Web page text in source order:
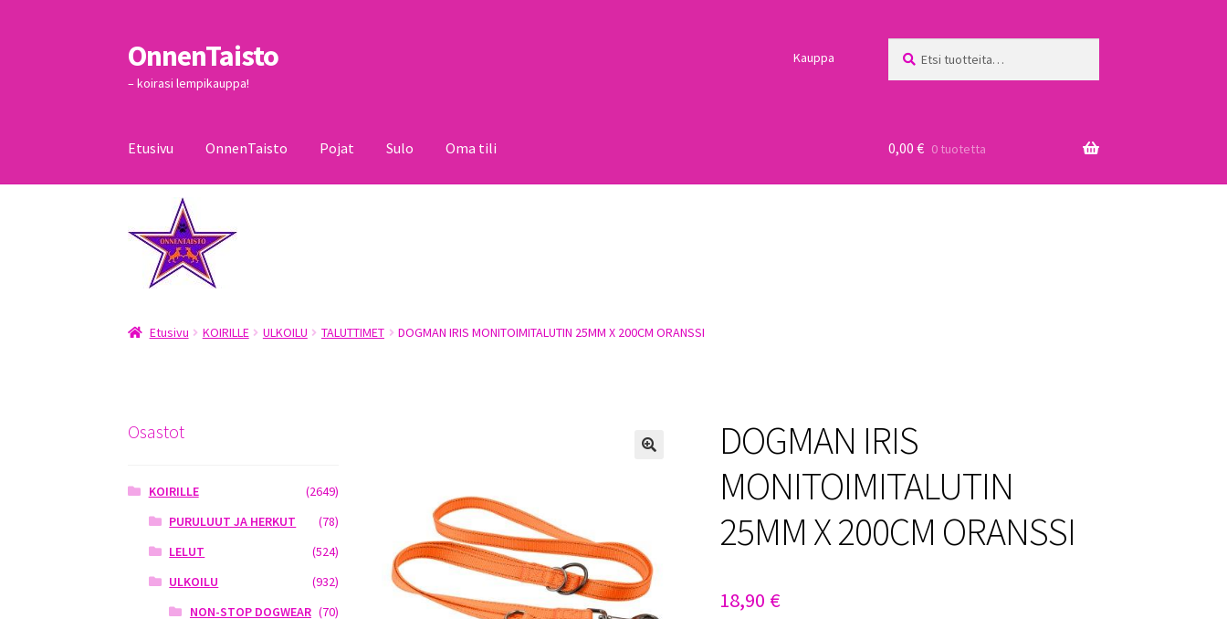
Siirry
navigointiin
Siirry
sisältöön
OnnenTaisto
– koirasi lempikauppa!
Kauppa
Etusivu OnnenTaisto Pojat Sulo Oma tili
Kassa
0,00 € 0 tuotetta
Etusivu KOIRILLE ULKOILU TALUTTIMET DOGMAN IRIS MONITOIMITALUTIN 25MM X 200CM ORANSSI
DOGMAN IRIS
MONITOIMITALUTIN
25MM X 200CM ORANSSI
18,90 €
Osastot
KOIRILLE
(2649)
PURULUUT JA HERKUT
(78)
LELUT
(524)
ULKOILU
(932)
NON-STOP DOGWEAR (70)